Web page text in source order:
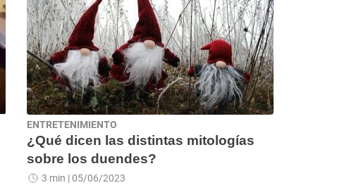
ENTRETENIMIENTO
¿Qué dicen las distintas mitologías
sobre los duendes?
3 min | 05/06/2023